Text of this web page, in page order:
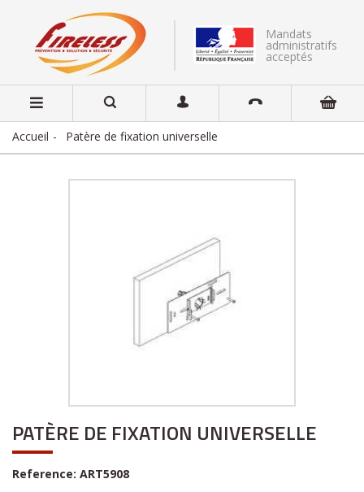
Mandats
administratifs
acceptés
Accueil Patère de fixation universelle
PATÈRE DE FIXATION UNIVERSELLE
Reference: ART5908